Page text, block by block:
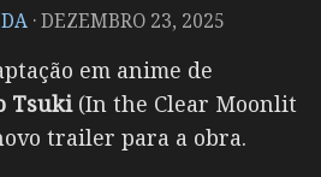
·DEZEMBRO 23, 2025
em anime de
Tsuki(In the Clear Moonlit
trailer para a obra.